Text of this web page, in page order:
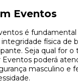
Eventos
é fundamental
física de
Seja qual for o
poderá
masculino e